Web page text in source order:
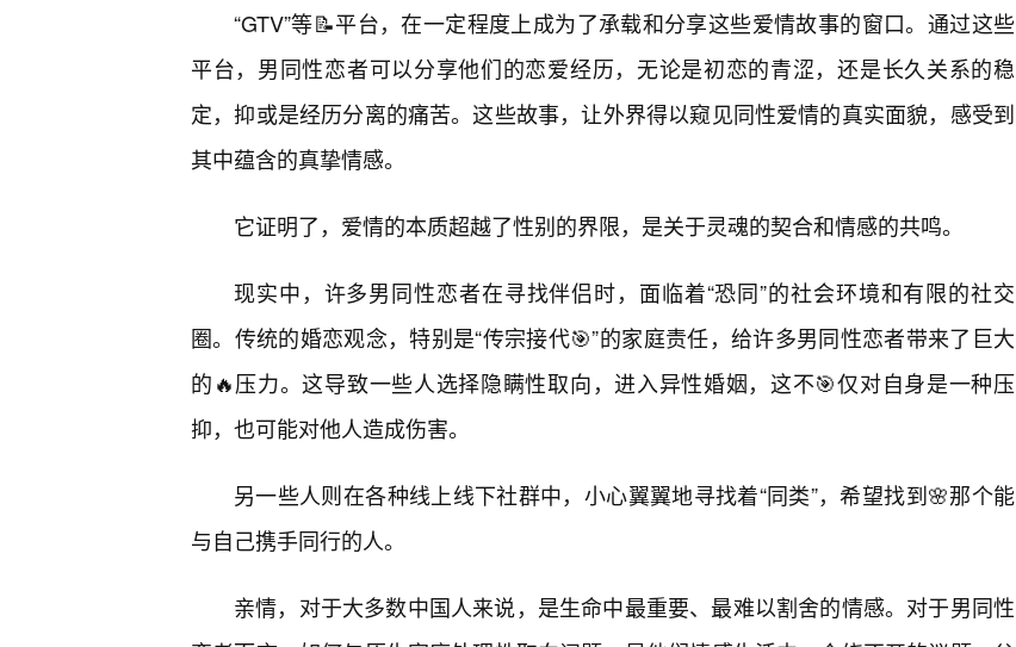
“GTV”等📝平台，在一定程度上成为了承载和分享这些爱情故事的窗口。通过这些
平台，男同性恋者可以分享他们的恋爱经历，无论是初恋的青涩，还是长久关系的稳
定，抑或是经历分离的痛苦。这些故事，让外界得以窥见同性爱情的真实面貌，感受到
其中蕴含的真挚情感。
它证明了，爱情的本质超越了性别的界限，是关于灵魂的契合和情感的共鸣。
现实中，许多男同性恋者在寻找伴侣时，面临着“恐同”的社会环境和有限的社交
圈。传统的婚恋观念，特别是“传宗接代🎯”的家庭责任，给许多男同性恋者带来了巨大
的🔥压力。这导致一些人选择隐瞒性取向，进入异性婚姻，这不🎯仅对自身是一种压
抑，也可能对他人造成伤害。
另一些人则在各种线上线下社群中，小心翼翼地寻找着“同类”，希望找到🌸那个能
与自己携手同行的人。
亲情，对于大多数中国人来说，是生命中最重要、最难以割舍的情感。对于男同性